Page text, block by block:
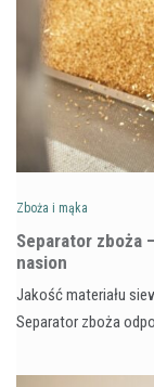
Zboża i mąka
Separator zboża
nasion
Jakość materiału
Separator zboża